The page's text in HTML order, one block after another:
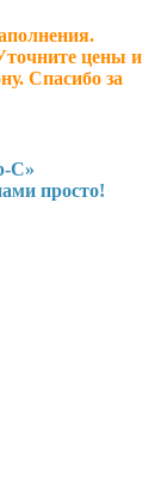
точните цены и
Спасибо за